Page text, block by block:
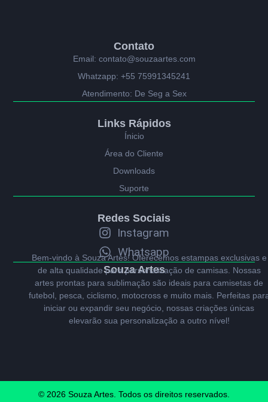
Souza Artes
Bem-vindo à Souza Artes! Oferecemos estampas exclusivas e
de alta qualidade para personalização de camisas. Nossas
artes prontas para sublimação são ideais para camisetas de
futebol, pesca, ciclismo, motocross e muito mais. Perfeitas
iniciar ou expandir seu negócio, nossas criações únicas
elevarão sua personalização a outro nível!
Contato
Email: contato@souzaartes.com
Whatzapp: +55 75991345241
Atendimento: De Seg a Sex
Redes Sociais
Instagram
Whatsapp
Links Rápidos
Ínicio
Área do Cliente
Downloads
Suporte
© 2026 Souza Artes. Todos os direitos reservados.